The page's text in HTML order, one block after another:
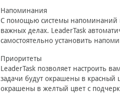
Напоминания
С помощью системы напоминаний
важных делах. LeaderTask
самостоятельно установить
Приоритеты
LeaderTask позволяет настроить
задачи будут окрашены в красный
окрашены в желтый цвет с